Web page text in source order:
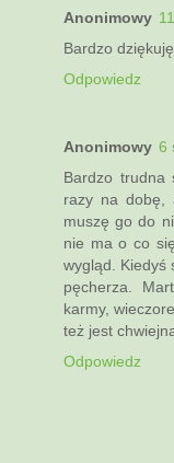
Anonimowy
Bardzo
Odpowiedz
Anonimowy 6
Bardzo trudna
razy na dobę,
muszę go do
nie ma o co
wygląd. Kiedyś
pęcherza.
karmy,
też jest
Odpowiedz